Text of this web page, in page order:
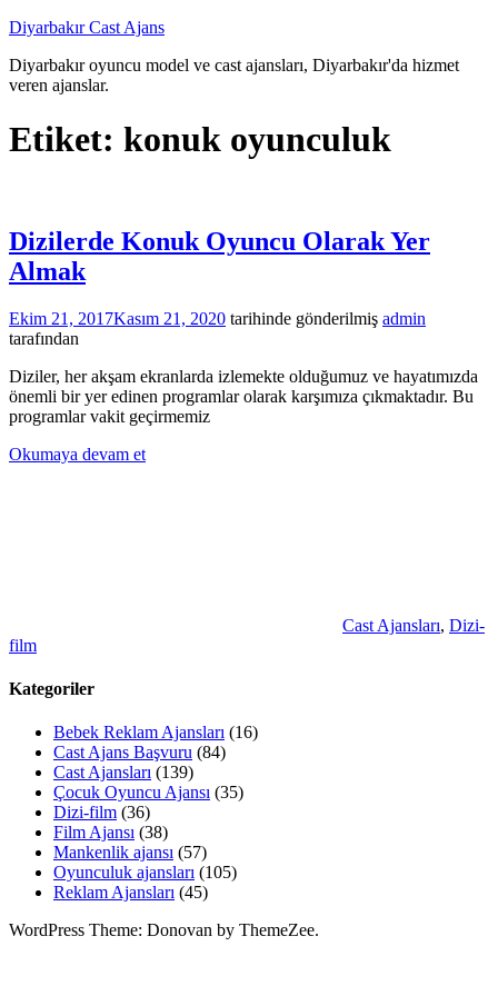
İçeriğe
Diyarbakır Cast Ajans
Diyarbakır oyuncu model ve cast ajansları, Diyarbakır'da hizmet
veren ajanslar.
Etiket: konuk oyunculuk
Dizilerde Konuk Oyuncu Olarak Yer
Almak
Ekim 21, 2017Kasım 21, 2020 tarihinde gönderilmiş admin
tarafından
Diziler, her akşam ekranlarda izlemekte olduğumuz ve hayatımızda
önemli bir yer edinen programlar olarak karşımıza çıkmaktadır. Bu
programlar vakit geçirmemiz
Okumaya devam et
Cast Ajansları, Dizi-
film
Kategoriler
Bebek Reklam Ajansları (16)
Cast Ajans Başvuru (84)
Cast Ajansları (139)
Çocuk Oyuncu Ajansı (35)
Dizi-film (36)
Film Ajansı (38)
Mankenlik ajansı (57)
Oyunculuk ajansları (105)
Reklam Ajansları (45)
WordPress Theme: Donovan by ThemeZee.